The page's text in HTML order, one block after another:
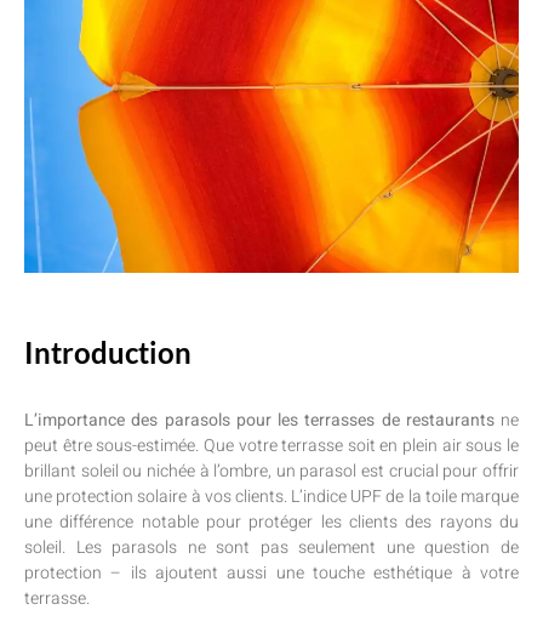
Introduction
L’importance des parasols pour les terrasses de restaurantsne
peut être sous-estimée. Que votre terrasse soit en plein air sous le
brillant soleil ou nichée à l’ombre, un parasol est crucial pour offrir
une protection solaire à vos clients. L’indice UPF de la toile marque
une différence notable pour protéger les clients des rayons du
soleil. Les parasols ne sont pas seulement une question de
protection – ils ajoutent aussi une touche esthétique à votre
terrasse.